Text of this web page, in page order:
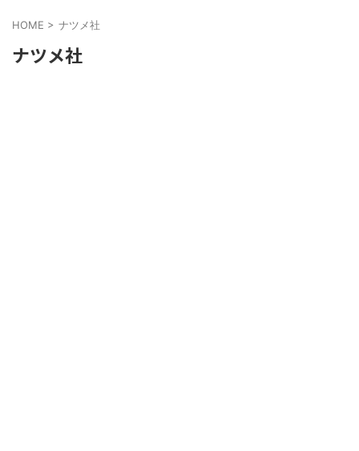
HOME > ナツメ社
ナツメ社